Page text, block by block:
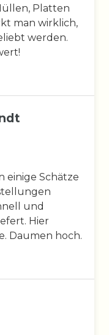
Platten
man wirklich,
werden.
einige Schätze
und
Hier
Daumen hoch.